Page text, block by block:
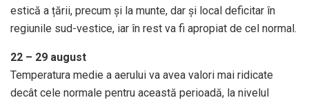
estică a țării, precum și la munte, dar și local deficitar în
regiunile sud-vestice, iar în rest va fi apropiat de cel normal.
22 – 29 august
Temperatura medie a aerului va avea valori mai ridicate
decât cele normale pentru această perioadă, la nivelul